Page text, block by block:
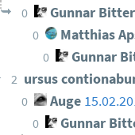
0 Gunnar
0 Matthias
0 Gunnar
2 ursus
0 Auge
0 Gunnar